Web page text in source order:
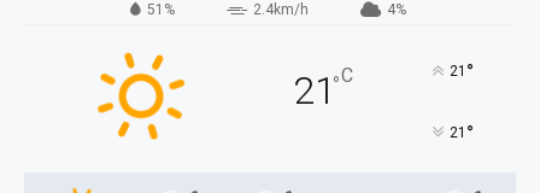
51% 2.4km/h 4%
21°C 21 °
21 °